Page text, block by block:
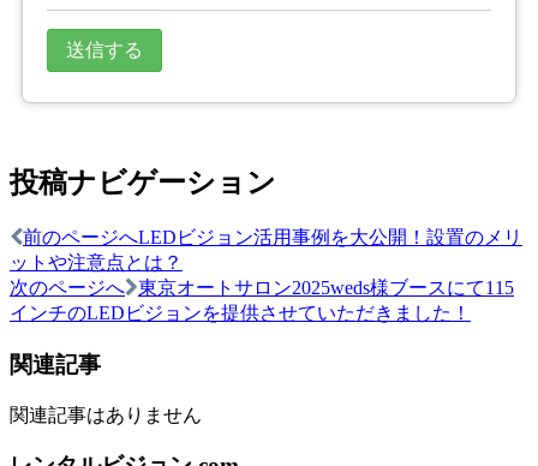
投稿ナビゲーション
前のページへLEDビジョン活用事例を大公開！設置のメリ
ットや注意点とは？
次のページへ
東京オートサロン2025weds様ブースにて115
インチのLEDビジョンを提供させていただきました！
関連記事
関連記事はありません